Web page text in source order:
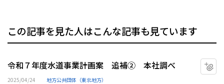
この記事を見た人はこんな記事も見ています
令和７年度水道事業計画案 追補② 本社調べ
2025/04/24 地方公共団体（東北地方）